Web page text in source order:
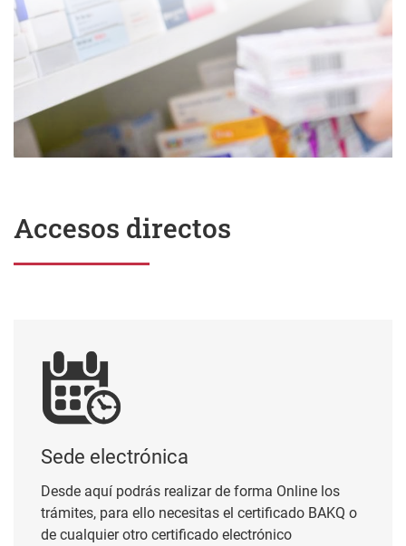
Accesos directos
Sede electrónica
Desde aquí podrás realizar de forma Online los
trámites, para ello necesitas el certificado BAKQ o
de cualquier otro certificado electrónico